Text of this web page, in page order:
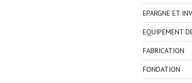
EPARGNE ET
EQUIPEMENT
FABRICATION
FONDATION